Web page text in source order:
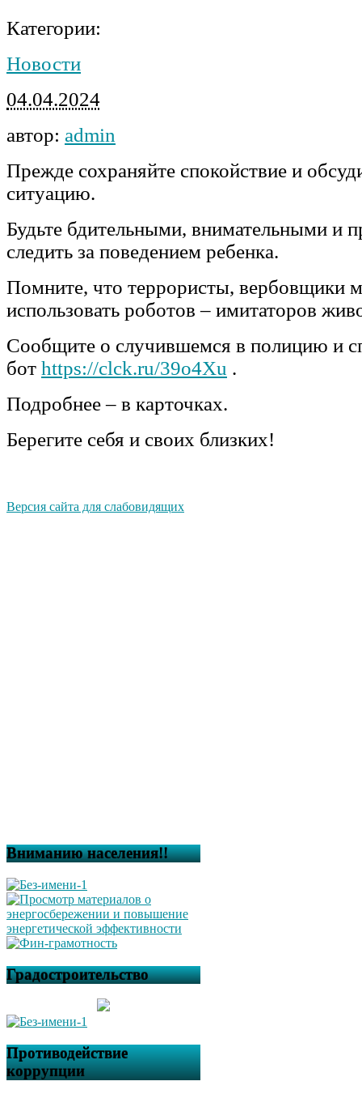
Категории:
Новости
04.04.2024
автор: admin
Прежде сохраняйте спокойствие и
ситуацию.
Будьте бдительными, внимательными и
следить за поведением ребенка.
Помните, что террористы, вербовщики
использовать роботов – имитаторов
Сообщите о случившемся в полицию и
бот https://clck.ru/39o4Xu .
Подробнее – в карточках.
Берегите себя и своих близких!
Версия сайта для слабовидящих
Вниманию населения!!
Градостроительство
Противодействие
коррупции